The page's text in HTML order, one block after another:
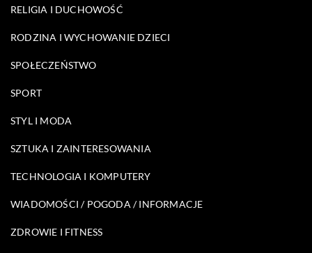
RELIGIA I DUCHOWOŚĆ
RODZINA I WYCHOWANIE DZIECI
SPOŁECZEŃSTWO
SPORT
STYL I MODA
SZTUKA I ZAINTERESOWANIA
TECHNOLOGIA I KOMPUTERY
WIADOMOŚCI / POGODA / INFORMACJE
ZDROWIE I FITNESS